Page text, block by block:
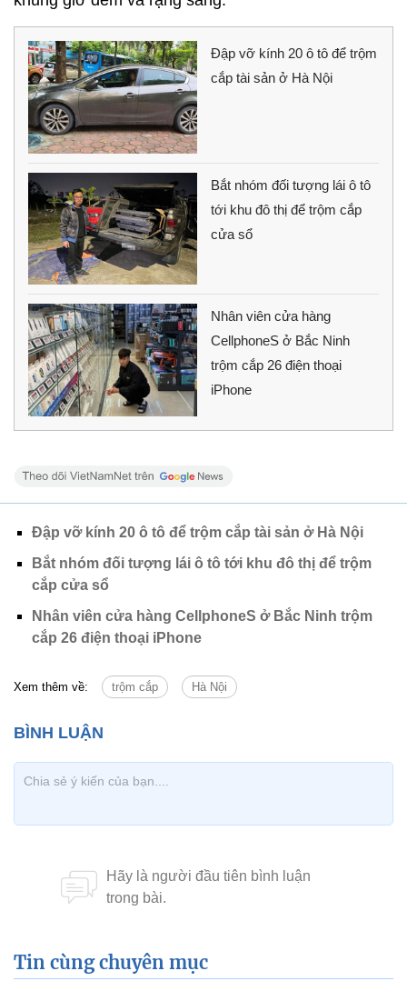
Đập vỡ kính 20 ô tô để trộm
cắp tài sản ở Hà Nội
Bắt nhóm đối tượng lái ô tô
tới khu đô thị để trộm cắp
cửa sổ
Nhân viên cửa hàng
CellphoneS ở Bắc Ninh
trộm cắp 26 điện thoại
iPhone
Đập vỡ kính 20 ô tô để trộm cắp tài sản ở Hà Nội
Bắt nhóm đối tượng lái ô tô tới khu đô thị để trộm
cắp cửa sổ
Nhân viên cửa hàng CellphoneS ở Bắc Ninh trộm
cắp 26 điện thoại iPhone
Xem thêm về: trộm cắp Hà Nội
Tin cùng chuyên mục